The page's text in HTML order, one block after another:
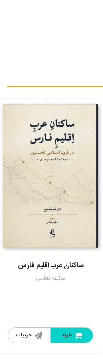
ساکنان عرب اقلیم فارس
سکینه نعامی
جزییات خرید